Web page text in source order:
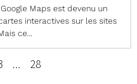
Maps est devenu un
interactives sur les sites
ce...
… 28